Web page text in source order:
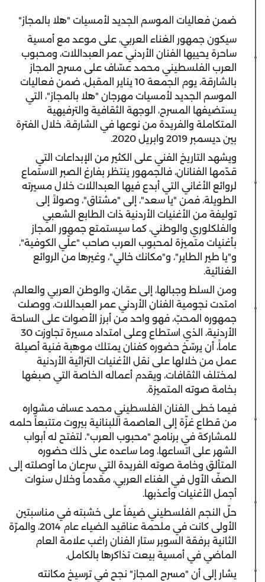
ضمن فعاليات الموسم الجديد لأمسيات "هلا بالمجاز"
سيكون جمهور الغناء العربي، على موعد مع أمسية
ساحرة يحييها الفنان الأردني عمر
العبداللات، ومحبوب
العرب الفلسطيني محمد عسّاف على مسرح المجاز
بالشارقة، يوم الجمعة 10 يناير المقبل، ضمن فعاليات
الموسم الجديد لأمسيات مهرجان "هلا بالمجاز"، التي
يستضيفها المسرح، الوجهة الثقافية والترفيهية
المتكاملة والفريدة من نوعها في الشارقة، خلال الفترة
بين ديسمبر 2019 وابريل 2020.
ويشهد التاريخ الفني على الكثير من الإبداعات التي
قدّمها الفنانان، فالجمهور ينتظر بفارغ الصبر الاستماع
لروائع الأغاني التي أبدع فيها
العبداللات خلال مسيرته
الطويلة، فمن "يا سعد"، إلى "مشتاق"، وصولاً إلى
توليفة من الأغنيات الأردنية ذات الطابع الشعبي
والفلكلوري والوطني، كما سيستمتع جمهور المجاز
بأغنيات متميزة لمحبوب العرب صاحب "علّي الكوفية"،
و"يا طير الطاير"، و"مكانك خالي"، وغيرها من الروائع
الغنائية.
ومن السلط وجبالها، إلى عمّان، والوطن العربي والعالم،
امتدت نجومية الفنان الأردني عمر
العبداللات، ووصلت
جمهوره المحبّ، فهو واحد من أبرز الأصوات على الساحة
الأردنية، الذي استطاع وعلى امتداد مسيرة تجاوزت 30
عاماً، أن يرسّخ حضوره كفنان يمتلك موهبة فنية أصيلة
عمل من خلالها على نقل الأغنيات التراثية الأردنية
لمختلف الثقافات، ويقدم أعماله الخاصة التي صبغها
بخامة صوته المتميزة.
فيما خطى الفنان الفلسطيني محمد عساف مشواره
من قطاع غزّة إلى العاصمة اللبنانية بيروت متتبعاً حلمه
للمشاركة في برنامج "محبوب العرب"، لتفتح له أبواب
الشهر على اتساعها، وما ساعده على ذلك حضوره
المتألق وخامة صوته الفريدة التي سرعان ما أوصلته إلى
الصفّ الأول في الغناء العربي، مقدماً وخلال سنوات
أجمل الأغنيات وأعذبها.
حلّ النجم الفلسطيني ضيفاً على خشبته في مناسبتين
الأولى كانت في ملحمة عناقيد الضياء عام 2014، والمرّة
الثانية برفقة السوبر ستار الفنان راغب علامة العام
الماضي في أمسية بيعت تذاكرها بالكامل.
يشار إلى أن "مسرح المجاز" نجح في ترسيخ مكانته